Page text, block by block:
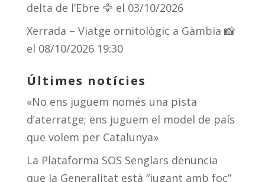
delta de l’Ebre 🦅 el 03/10/2026
Xerrada – Viatge ornitològic a Gàmbia 📸
el 08/10/2026 19:30
Últimes notícies
«No ens juguem només una pista
d’aterratge; ens juguem el model de país
que volem per Catalunya»
La Plataforma SOS Senglars denuncia
que la Generalitat està “jugant amb foc”